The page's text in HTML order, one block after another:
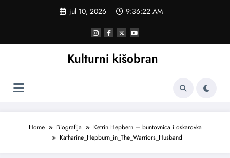
jul 10, 2026 9:36:23 AM
Kulturni kišobran
Home Biografija
Ketrin Hepbern – buntovnica i oskarovka
Katharine_Hepburn_in_The_Warriors_Husband